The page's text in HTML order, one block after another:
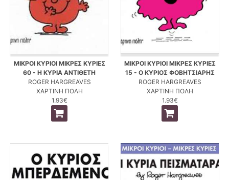
ΜΙΚΡΟΙ ΚΥΡΙΟΙ ΜΙΚΡΕΣ ΚΥΡΙΕΣ
60 - Η ΚΥΡΙΑ ΑΝΤΙΘΕΤΗ
ROGER HARGREAVES
ΧΑΡΤΙΝΗ ΠΟΛΗ
1.93€
ΜΙΚΡΟΙ ΚΥΡΙΟΙ ΜΙΚΡΕΣ ΚΥΡΙΕΣ
15 - Ο ΚΥΡΙΟΣ ΦΟΒΗΤΣΙΑΡΗΣ
ROGER HARGREAVES
ΧΑΡΤΙΝΗ ΠΟΛΗ
1.93€